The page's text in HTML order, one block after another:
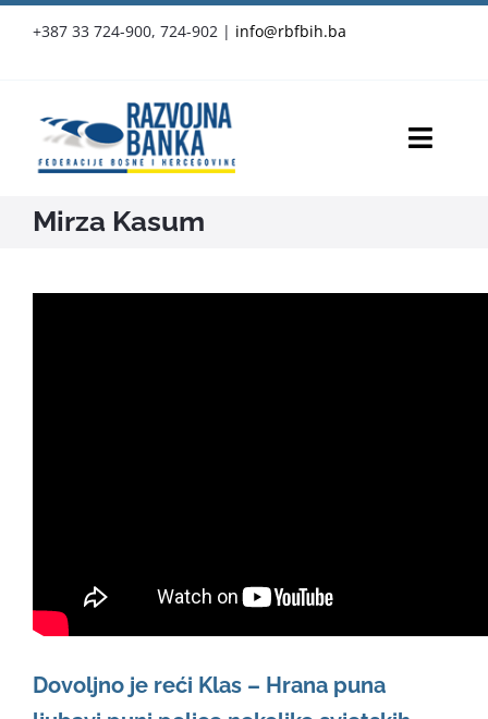
+387 33 724-900, 724-902 | info@rbfbih.ba
Mirza Kasum
Dovoljno je reći Klas – Hrana puna